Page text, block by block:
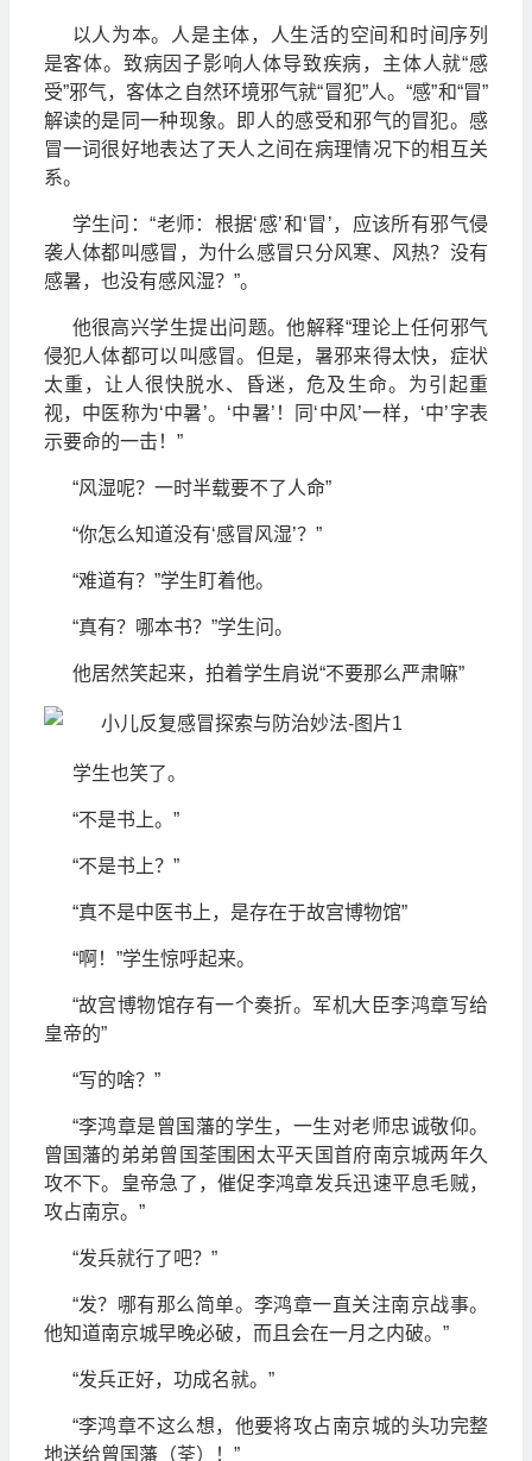
以人为本。人是主体，人生活的空间和时间序列
是客体。致病因子影响人体导致疾病，主体人就“感
受”邪气，客体之自然环境邪气就“冒犯”人。“感”和“冒”
解读的是同一种现象。即人的感受和邪气的冒犯。感
冒一词很好地表达了天人之间在病理情况下的相互关
系。
学生问：“老师：根据‘感’和‘冒’，应该所有邪气侵
袭人体都叫感冒，为什么感冒只分风寒、风热？没有
感暑，也没有感风湿？”。
他很高兴学生提出问题。他解释“理论上任何邪气
侵犯人体都可以叫感冒。但是，暑邪来得太快，症状
太重，让人很快脱水、昏迷，危及生命。为引起重
视，中医称为‘中暑’。‘中暑’！同‘中风’一样，‘中’字表
示要命的一击！”
“风湿呢？一时半载要不了人命”
“你怎么知道没有‘感冒风湿’？”
“难道有？”学生盯着他。
“真有？哪本书？”学生问。
他居然笑起来，拍着学生肩说“不要那么严肃嘛”
学生也笑了。
“不是书上。”
“不是书上？”
“真不是中医书上，是存在于故宫博物馆”
“啊！”学生惊呼起来。
“故宫博物馆存有一个奏折。军机大臣李鸿章写给
皇帝的”
“写的啥？”
“李鸿章是曾国藩的学生，一生对老师忠诚敬仰。
曾国藩的弟弟曾国荃围困太平天国首府南京城两年久
攻不下。皇帝急了，催促李鸿章发兵迅速平息毛贼，
攻占南京。”
“发兵就行了吧？”
“发？哪有那么简单。李鸿章一直关注南京战事。
他知道南京城早晚必破，而且会在一月之内破。”
“发兵正好，功成名就。”
“李鸿章不这么想，他要将攻占南京城的头功完整
地送给曾国藩（荃）！”